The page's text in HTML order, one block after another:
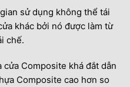
sử dụng không thể tái
khác bởi nó được làm từ
chế.
Composite khá đắt dẫn
Composite cao hơn so